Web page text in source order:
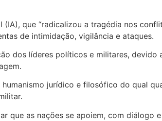
que “radicalizou a tragédia nos
de intimidação, vigilância e ataques.
dos líderes políticos e militares, devido
jurídico e filosófico do qual
que as nações se apoiem, com diálogo